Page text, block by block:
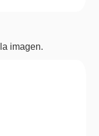
imagen.